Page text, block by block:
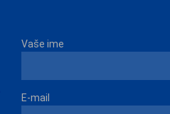
Vaše ime
E-mail